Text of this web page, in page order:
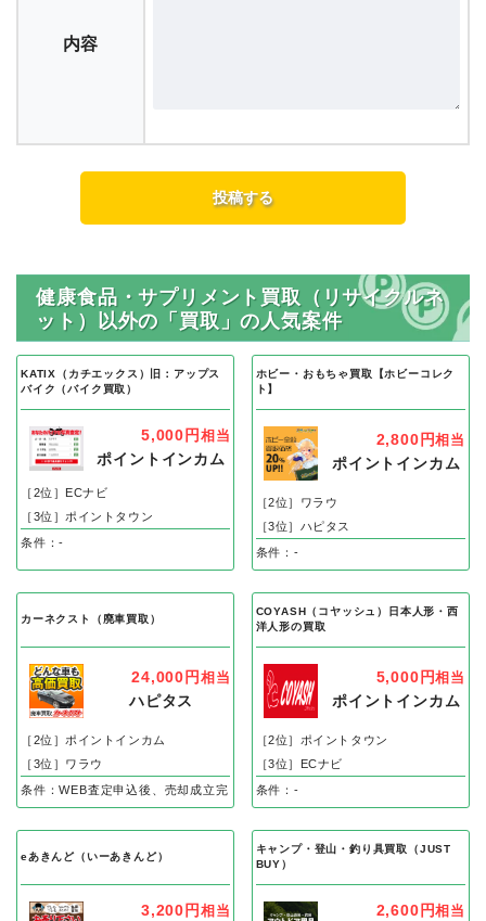
内容
健康食品・サプリメント買取（リサイクルネ
ット）以外の「買取」の人気案件
KATIX（カチエックス）旧：アップス
バイク（バイク買取）
5,000円 相当
ポイントインカム
［2位］ECナビ
［3位］ポイントタウン
条件：-
ホビー・おもちゃ買取【ホビーコレク
ト】
2,800円相当
ポイントインカム
［2位］ワラウ
［3位］ハピタス
条件：-
カーネクスト（廃車買取）
24,000円 相当
ハピタス
［2位］ポイントインカム
［3位］ワラウ
条件：WEB査定申込後、売却成立完了
COYASH（コヤッシュ）日本人形・西
洋人形の買取
5,000円相当
ポイントインカム
［2位］ポイントタウン
［3位］ECナビ
条件：-
eあきんど（いーあきんど）
3,200円 相当
キャンプ・登山・釣り具買取（JUST
BUY）
2,600円相当